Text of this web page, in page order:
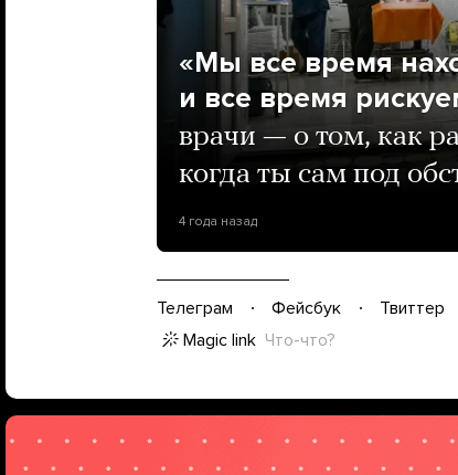
«Мы все время
и все время
врачи — о том, как
когда ты сам под
4 года назад
Телеграм Фейсбук Твиттер
Magic link Что-что?